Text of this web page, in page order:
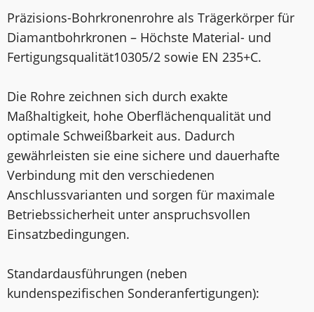
Präzisions-Bohrkronenrohre als Trägerkörper für
Diamantbohrkronen – Höchste Material- und
Fertigungsqualität10305/2 sowie EN 235+C.
Die Rohre zeichnen sich durch exakte
Maßhaltigkeit, hohe Oberflächenqualität und
optimale Schweißbarkeit aus. Dadurch
gewährleisten sie eine sichere und dauerhafte
Verbindung mit den verschiedenen
Anschlussvarianten und sorgen für maximale
Betriebssicherheit unter anspruchsvollen
Einsatzbedingungen.
Standardausführungen (neben
kundenspezifischen Sonderanfertigungen):